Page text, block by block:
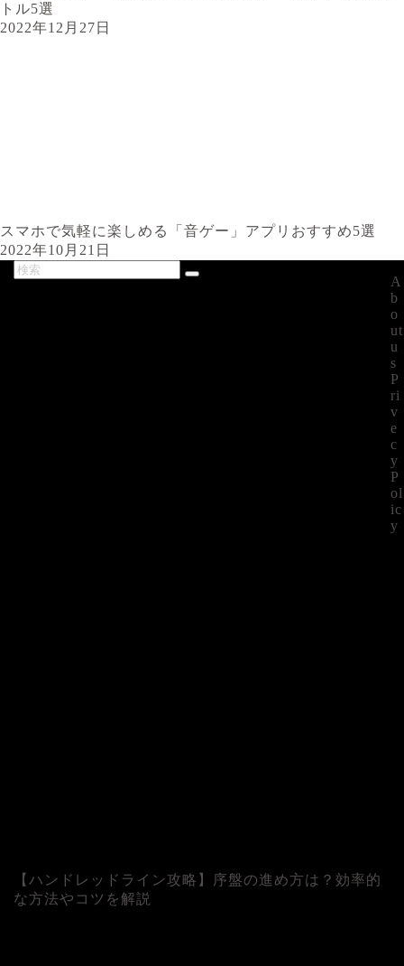
トル5選
2022年12月27日
スマホで気軽に楽しめる「音ゲー」アプリおすすめ5選
2022年10月21日
【ハンドレッドライン攻略】序盤の進め方は？効率的
な方法やコツを解説
A
b
o
ut
u
s
P
ri
v
e
c
y
P
ol
ic
y